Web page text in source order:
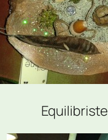
Equilibriste